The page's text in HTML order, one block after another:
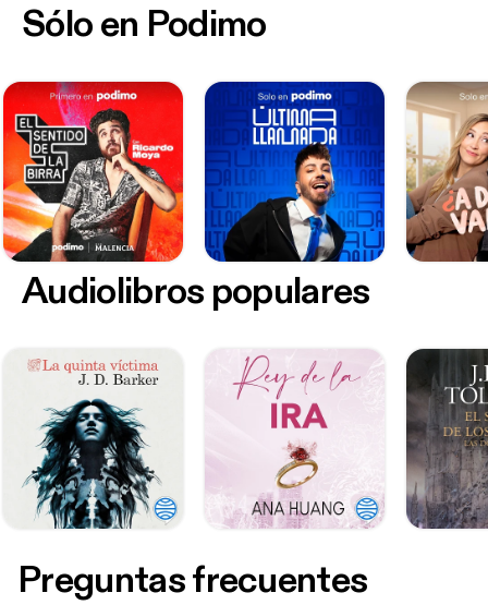
Sólo en Podimo
Audiolibros populares
Preguntas frecuentes